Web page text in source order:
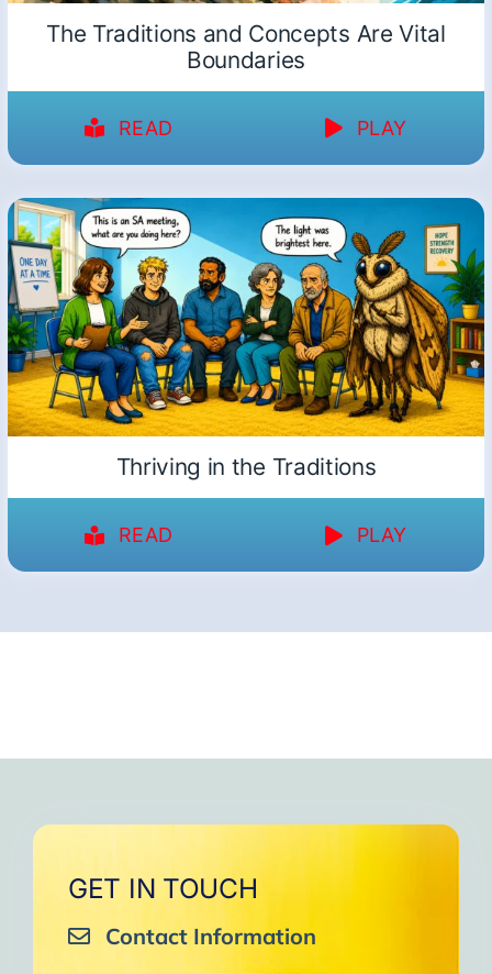
The Traditions and Concepts Are Vital
Boundaries
READ PLAY
Thriving in the Traditions
READ PLAY
GET IN TOUCH
Contact Information